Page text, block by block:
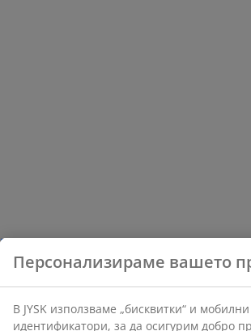
Персонализираме вашето
В JYSK използваме „бисквитки“ и мобилни
идентификатори, за да осигурим добро